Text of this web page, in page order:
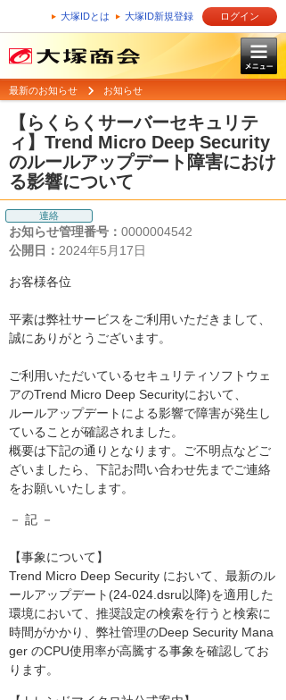
大塚IDとは 大塚ID新規登録 ログイン
最新のお知らせ お知らせ
【らくらくサーバーセキュリテ
ィ】Trend Micro Deep Security
のルールアップデート障害におけ
る影響について
連絡
お知らせ管理番号： 0000004542
公開日： 2024年5月17日
お客様各位
平素は弊社サービスをご利用いただきまして、
誠にありがとうございます。
ご利用いただいているセキュリティソフトウェ
アのTrend Micro Deep Securityにおいて、
ルールアップデートによる影響で障害が発生し
ていることが確認されました。
概要は下記の通りとなります。ご不明点などご
ざいましたら、下記お問い合わせ先までご連絡
をお願いいたします。
－ 記 －
【事象について】
Trend Micro Deep Security において、最新のル
ールアップデート(24-024.dsru以降)を適用した
環境において、推奨設定の検索を行うと検索に
時間がかかり、弊社管理のDeep Security Mana
ger のCPU使用率が高騰する事象を確認してお
ります。